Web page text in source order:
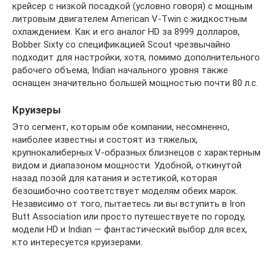
крейсер с низкой посадкой (условно говоря) с мощным
литровым двигателем American V-Twin с жидкостным
охлаждением. Как и его аналог HD за 8999 долларов,
Bobber Sixty со спецификацией Scout чрезвычайно
подходит для настройки, хотя, помимо дополнительного
рабочего объема, Indian начального уровня также
оснащен значительно большей мощностью почти 80 л.с.
Круизеры
Это сегмент, которым обе компании, несомненно,
наиболее известны и состоят из тяжелых,
крупнокалиберных V-образных близнецов с характерным
видом и диапазоном мощности. Удобной, откинутой
назад позой для катания и эстетикой, которая
безошибочно соответствует моделям обеих марок.
Независимо от того, пытаетесь ли вы вступить в Iron
Butt Association или просто путешествуете по городу,
модели HD и Indian — фантастический выбор для всех,
кто интересуется круизерами.